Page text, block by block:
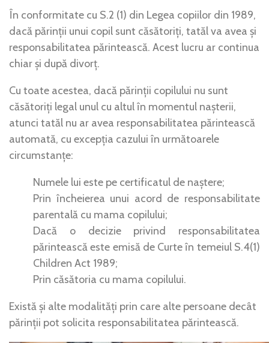
În conformitate cu S.2 (1) din Legea copiilor din 1989,
dacă părinții unui copil sunt căsătoriți, tatăl va avea și
responsabilitatea părintească. Acest lucru ar continua
chiar și după divorț.
Cu toate acestea, dacă părinții copilului nu sunt
căsătoriți legal unul cu altul în momentul nașterii,
atunci tatăl nu ar avea responsabilitatea părintească
automată, cu excepția cazului în următoarele
circumstanțe:
Numele lui este pe certificatul de naștere;
Prin încheierea unui acord de responsabilitate
parentală cu mama copilului;
Dacă o decizie privind responsabilitatea
părintească este emisă de Curte în temeiul S.4(1)
Children Act 1989;
Prin căsătoria cu mama copilului.
Există și alte modalități prin care alte persoane decât
părinții pot solicita responsabilitatea părintească.